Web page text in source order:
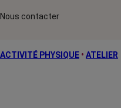
Nous contacter
ACTIVITÉ PHYSIQUE • ATELIER